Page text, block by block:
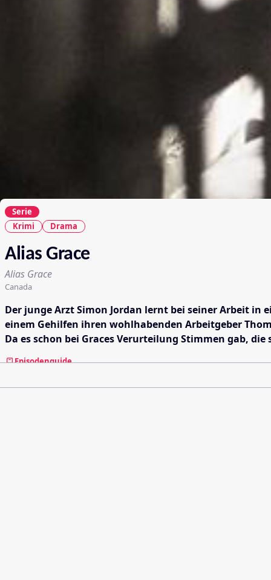
Serie
Krimi
Drama
Alias Grace
Alias Grace
Canada
Der junge Arzt Simon Jordan lernt bei seiner Arbeit in
einem Gehilfen ihren wohlhabenden Arbeitgeber
Da es schon bei Graces Verurteilung Stimmen gab,
Episodenguide